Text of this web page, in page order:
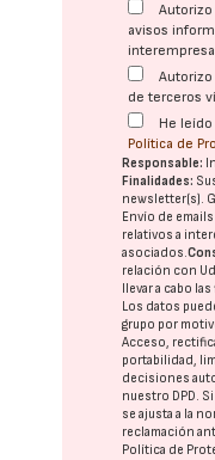
avisos
de terceros
He
Política de
Responsable:
Finalidades:
newsletter(s).
Envío de
relativos a
asociados.
relación con
llevar a cabo
Los datos
grupo por
Acceso,
portabilidad,
decisiones
nuestro DPD.
se ajusta a la
reclamación
Política de